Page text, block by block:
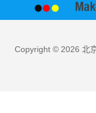
Copyright © 2026 北